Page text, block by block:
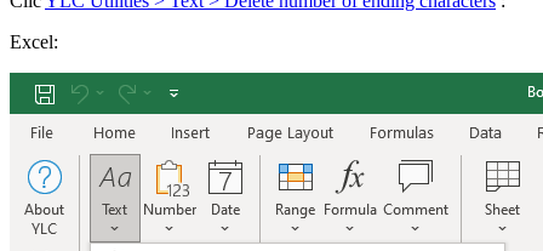
Excel: